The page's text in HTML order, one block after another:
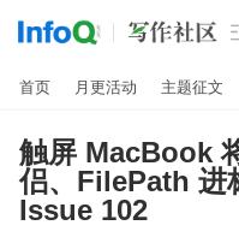
首页 月更活动 主题征文
触屏 MacBook
侣、FilePath 进
Issue 102